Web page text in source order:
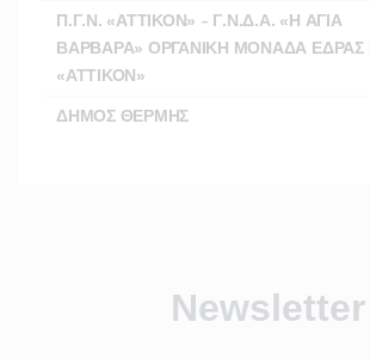
Π.Γ.Ν. «ΑΤΤΙΚΟΝ» - Γ.Ν.Δ.Α. «Η ΑΓΙΑ
ΒΑΡΒΑΡΑ» ΟΡΓΑΝΙΚΗ ΜΟΝΑΔΑ ΕΔΡΑΣ
«ΑΤΤΙΚΟΝ»
ΔΗΜΟΣ ΘΕΡΜΗΣ